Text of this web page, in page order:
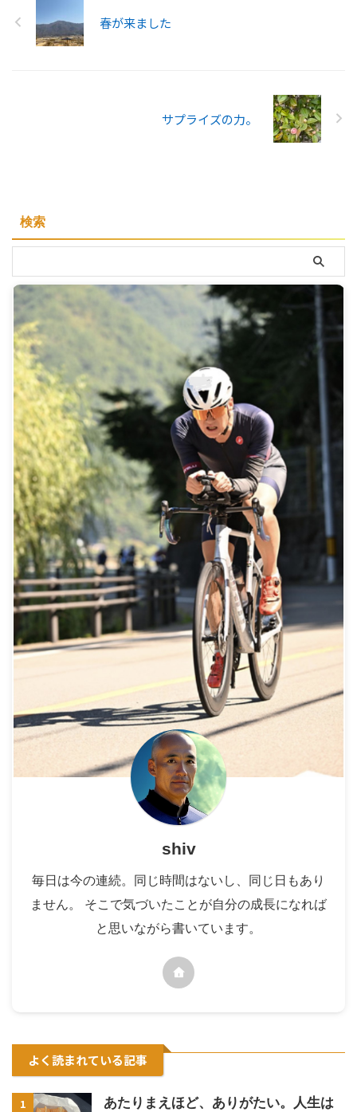
春が来ました
サプライズの力。
検索
shiv
毎日は今の連続。同じ時間はないし、同じ日もあり
ません。 そこで気づいたことが自分の成長になれば
と思いながら書いています。
よく読まれている記事
1
あたりまえほど、ありがたい。人生は